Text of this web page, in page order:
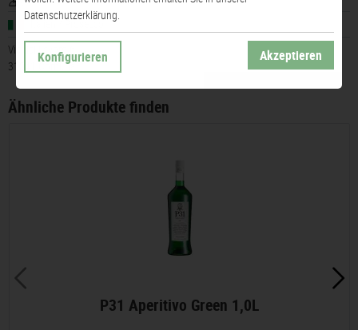
Italien / Prosecco
Via dal Lavoro 6
31041 Cornuda
Ähnliche Produkte finden
P31 Aperitivo Green 1,0L
Datenschutzerklärung.
Konfigurieren Akzeptieren